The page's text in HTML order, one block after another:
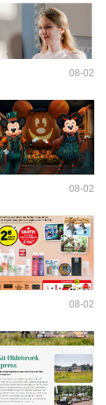
08-02
08-02
08-02